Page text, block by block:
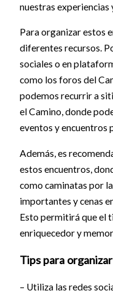
nuestras
Para organizar estos
diferentes recursos.
sociales o en
como los foros del
podemos recurrir a
el Camino, donde
eventos y encuentros
Además, es
estos encuentros,
como caminatas por
importantes y cenas
Esto permitirá que el
enriquecedor y
Tips para
– Utiliza las redes